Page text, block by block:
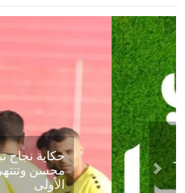
حكاية نجاح تبدأ من جبل
محسن وتنتهي في الدرجة
الأولىPrevious